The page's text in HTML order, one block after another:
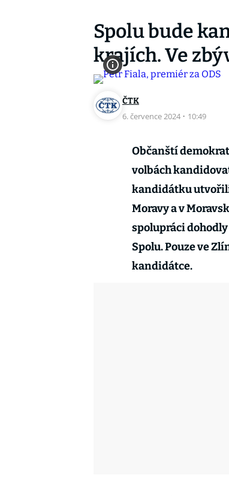
Spolu bude
krajích. Ve
ČTK
6. července 2024 · 10:49
Občanští
volbách
kandidátku
Moravy a v
spolupráci
Spolu. Pouze ve
kandidátce.